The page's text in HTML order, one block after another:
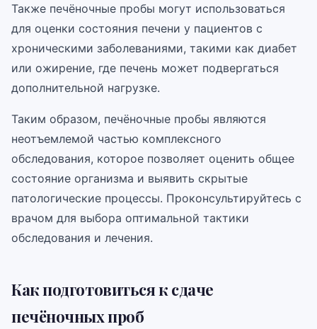
Также печёночные пробы могут использоваться
для оценки состояния печени у пациентов с
хроническими заболеваниями, такими как диабет
или ожирение, где печень может подвергаться
дополнительной нагрузке.
Таким образом, печёночные пробы являются
неотъемлемой частью комплексного
обследования, которое позволяет оценить общее
состояние организма и выявить скрытые
патологические процессы. Проконсультируйтесь с
врачом для выбора оптимальной тактики
обследования и лечения.
Как подготовиться к сдаче
печёночных проб